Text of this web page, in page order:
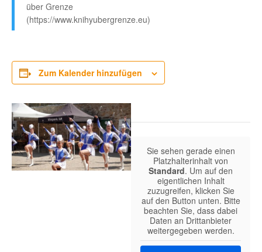
über Grenze
(https://www.knihyubergrenze.eu)
Zum Kalender hinzufügen
Sie sehen gerade einen
Platzhalterinhalt von
Standard. Um auf den
eigentlichen Inhalt
zuzugreifen, klicken Sie
auf den Button unten. Bitte
beachten Sie, dass dabei
Daten an Drittanbieter
weitergegeben werden.